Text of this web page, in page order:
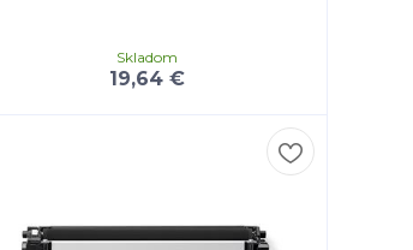
19,64 €
Skladom